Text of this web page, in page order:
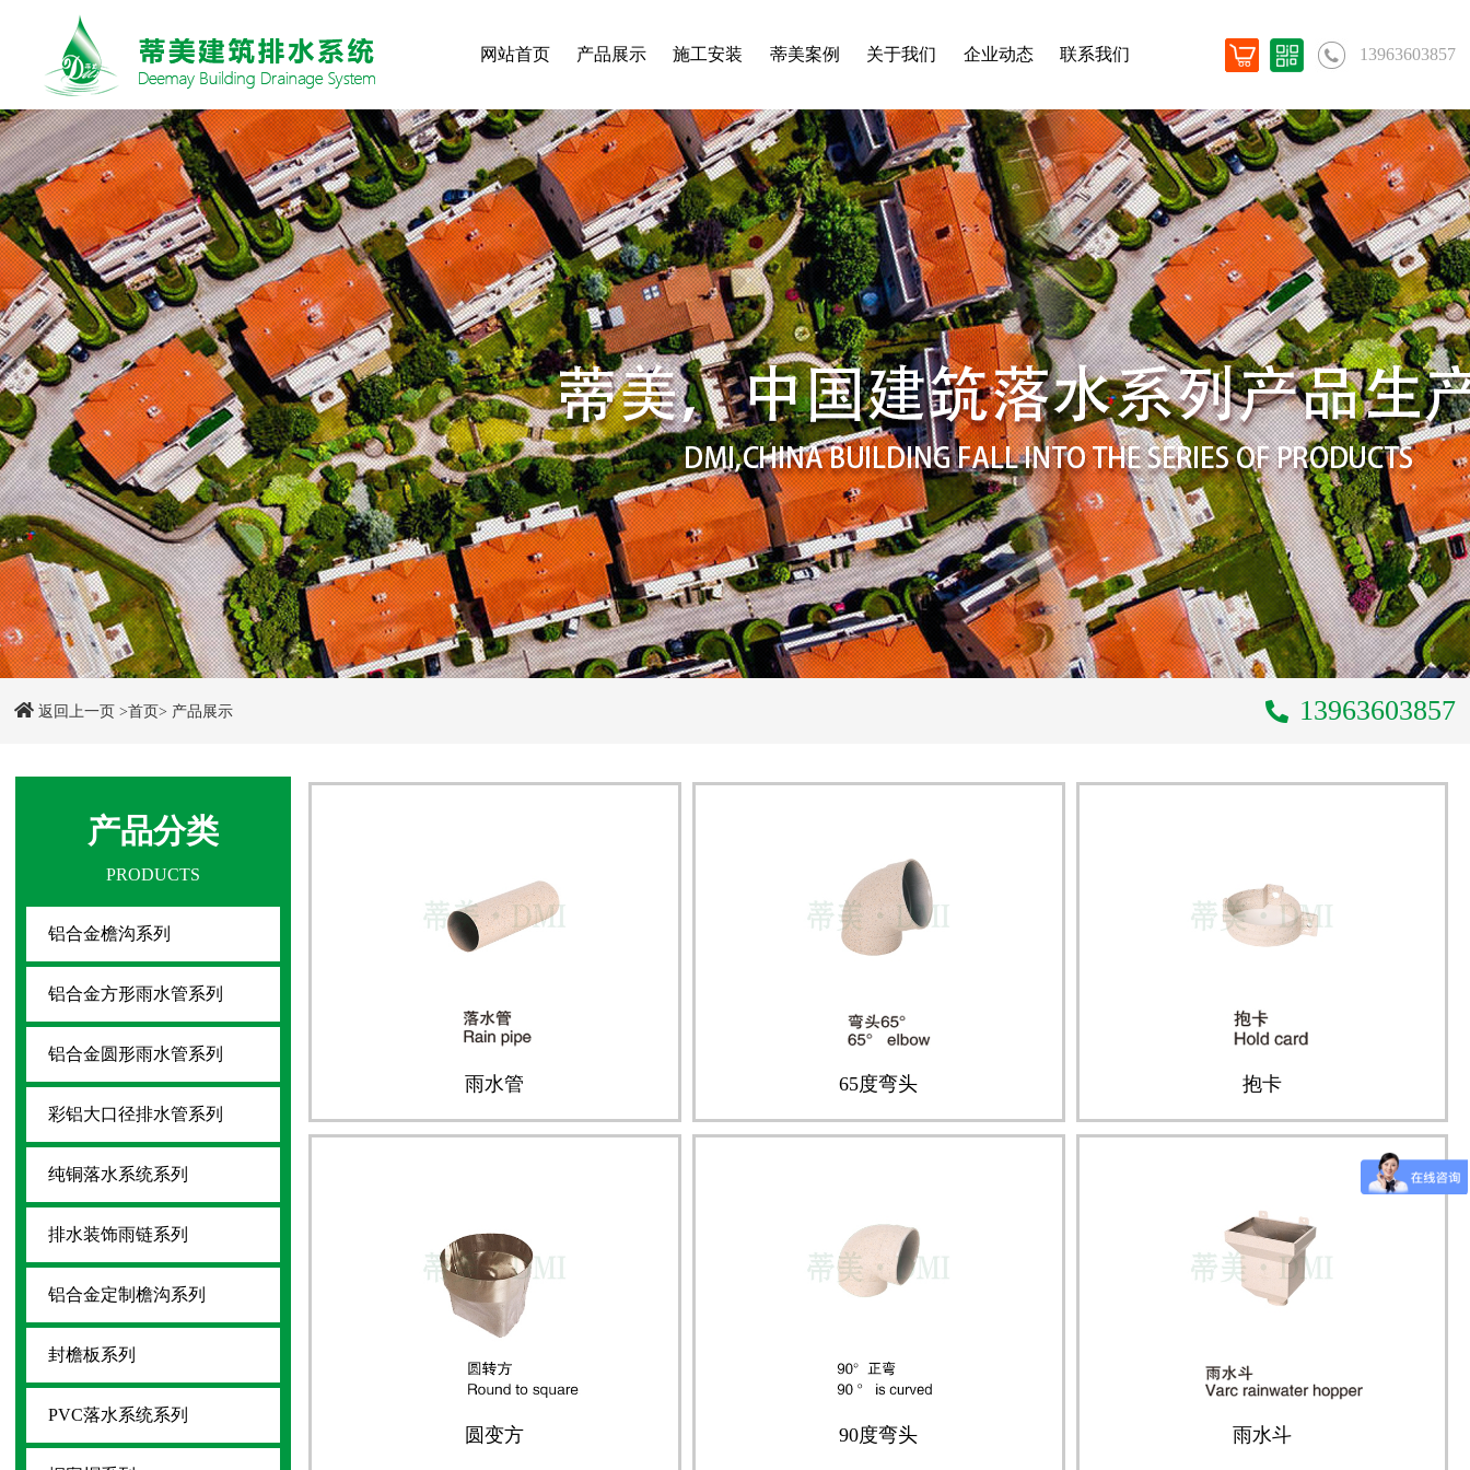
网站首页 产品展示 施工安装 蒂美案例 关于我们 企业动态 联系我们 13963603857
返回上一页 >首页> 产品展示 13963603857
产品分类
PRODUCTS
铝合金檐沟系列
铝合金方形雨水管系列
铝合金圆形雨水管系列
彩铝大口径排水管系列
纯铜落水系统系列
排水装饰雨链系列
铝合金定制檐沟系列
封檐板系列
PVC落水系统系列
雨水管 65度弯头 抱卡
圆变方 90度弯头 雨水斗